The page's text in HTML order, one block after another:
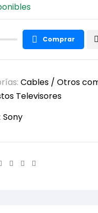
Comprar
Cables / Otros
Televisores
Sony
Facebook
TwitterLinkedin